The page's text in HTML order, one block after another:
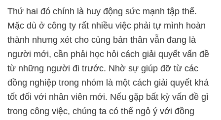
Mặc dù ở công ty rất nhiều việc phải tự mình hoàn
thành nhưng xét cho cùng bản thân vẫn đang là
người mới, cần phải học hỏi cách giải quyết vấn đề
từ những người đi trước. Nhờ sự giúp đỡ từ các
đồng nghiệp trong nhóm là một cách giải quyết khá
tốt đối với nhân viên mới. Nếu gặp bất kỳ vấn đề gì
trong công việc, chúng ta có thể ngỏ ý với đồng